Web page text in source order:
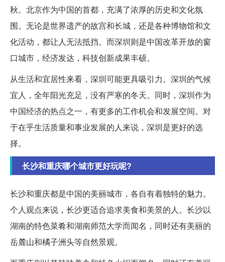
秋。北京作为中国的首都，充满了浓厚的历史和文化氛
围。无论是世界遗产的故宫和长城，还是各种博物馆和文
化活动，都让人无法抵挡。而深圳则是中国改革开放的窗
口城市，经济发达，科技创新成果丰硕。
从生活和宜居性来看，深圳可能更具吸引力。深圳的气候
宜人，全年阳光充足，没有严寒的冬天。同时，深圳作为
中国经济的热点之一，有更多的工作机会和发展空间。对
于在乎生活质量和事业发展的人来说，深圳是更好的选
择。
长沙和重庆哪个城市更好玩呢?
长沙和重庆都是中国的美丽城市，各自有着独特的魅力。
个人观点来说，长沙更适合追求美食和美景的人。长沙以
湖南的特色菜肴和湖南师范大学而闻名，同时还有美丽的
岳麓山和橘子洲头等自然景观。